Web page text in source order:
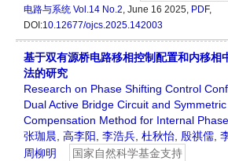
电路与系统 Vol.14 No.2, June 16 2025, PDF,
DOI:10.12677/ojcs.2025.142003
基于双有源桥电路移相控制配置和内移相
法的研究
Research on Phase Shifting Control
Dual Active Bridge Circuit and
Compensation Method for Internal
张珈晨, 高李阳, 李浩兵, 杜秋怡, 殷祺儒,
周柳明
国家自然科学基金支持